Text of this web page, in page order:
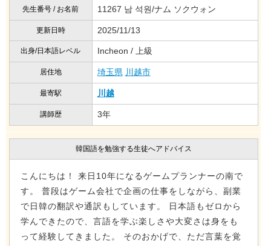
先生番号 / お名前 11267 남 석원/ナム ソクウォン
更新日時 2025/11/13
出身/日本語レベル Incheon / 上級
居住地 埼玉県 川越市
最寄駅 川越
講師歴 3年
韓国語を勉強する生徒へアドバイス
こんにちは！ 来日10年になるゲームプランナーの南で
す。 普段はゲーム会社で企画の仕事をしながら、副業
で日韓の翻訳や通訳もしています。 日本語もゼロから
学んできたので、言語を学ぶ楽しさや大変さは身をも
って経験してきました。 そのおかげで、ただ言葉を覚